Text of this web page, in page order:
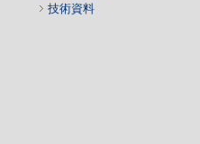
技術資料